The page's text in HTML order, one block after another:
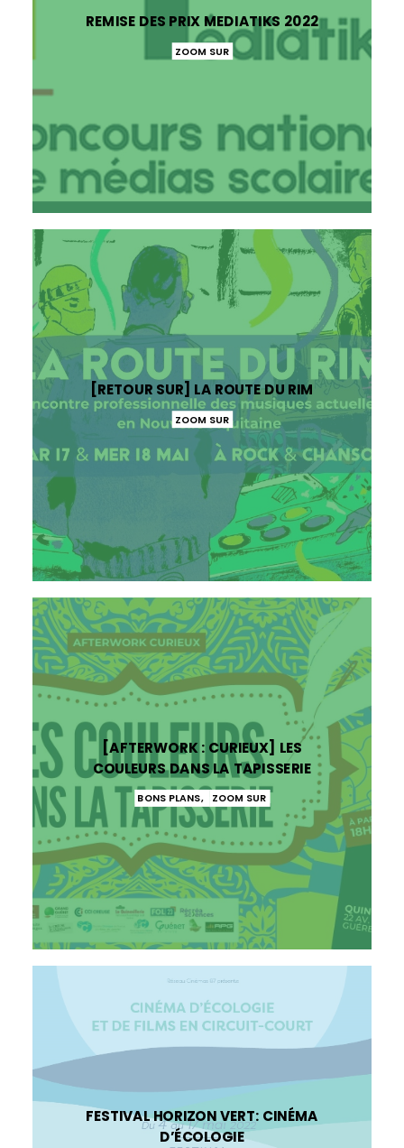
REMISE DES PRIX MEDIATIKS 2022
ZOOM SUR
[RETOUR SUR] LA ROUTE DU RIM
ZOOM SUR
[AFTERWORK : CURIEUX] LES
COULEURS DANS LA TAPISSERIE
BONS PLANS, ZOOM SUR
FESTIVAL HORIZON VERT: CINÉMA
D’ÉCOLOGIE